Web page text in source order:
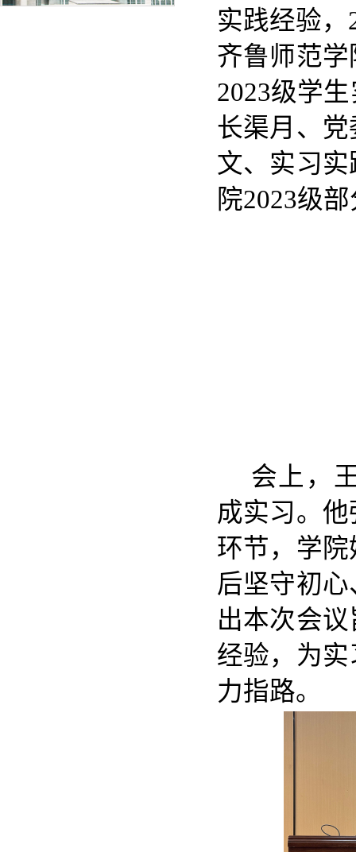
实践经验，
齐鲁师范
2023级学
长渠月、
文、实习
院2023级
会上，
成实习。
环节，学
后坚守初
出本次会
经验，为
力指路。